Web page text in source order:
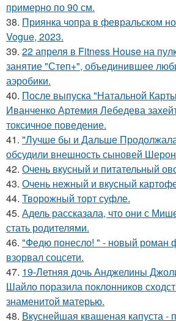
примерно по 90 см.
38. Приянка чопра в февральском
Vogue, 2023.
39. 22 апреля в Fitness House на
занятие "Степ+", объединившее
аэробики.
40. После выпуска "Натальной
Иванченко Артемия Лебедева
токсичное поведение.
41. "Лучше бы и Дальше Продолжала
обсудили внешность сыновей Шерон
42. Очень вкусный и питательный
43. Очень нежный и вкусный
44. Творожный торт суфле.
45. Адель рассказала, что они с
стать родителями.
46. "Федю понесло! " - новый роман
взорвал соцсети.
47. 19-Летняя дочь Анджелины
Шайло поразила поклонников
знаменитой матерью.
48. Вкуснейшая квашеная капуста -